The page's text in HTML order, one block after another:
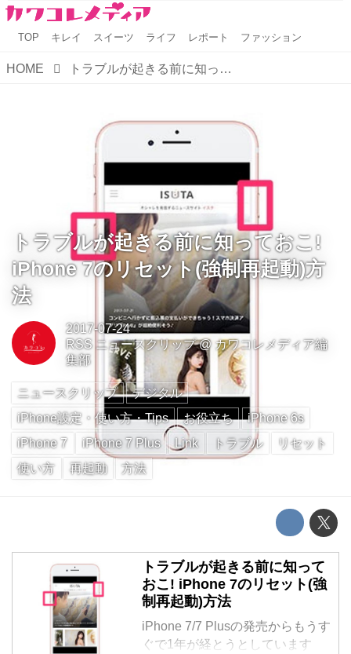
TOP キレイ スイーツ ライフ レポート ファッション
HOME トラブルが起きる前に知っておこ! iPhone 7のリセット(強制再起動)方法
トラブルが起きる前に知っておこ!
iPhone 7のリセット(強制再起動)方
法
2017-07-24
RSS ニュースクリップ@ カワコレメディア編
集部
ニュースクリップ
デジタル
iPhone設定・使い方・Tips
お役立ち
iPhone 6s
iPhone 7
iPhone 7 Plus Link トラブル
リセット
使い方
再起動 方法
トラブルが起きる前に知って
おこ! iPhone 7のリセット(強
制再起動)方法
iPhone 7/7 Plusの発売からもうす
ぐで1年が経とうとしています